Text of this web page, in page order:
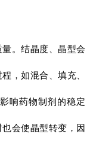
。结晶度、晶型会
，如混合、填充、
响药物制剂的稳定
会使晶型转变，因